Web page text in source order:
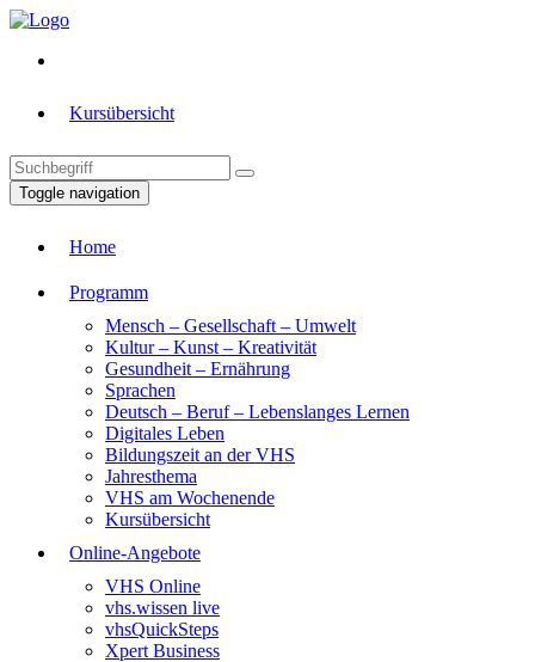
Kursübersicht
Toggle navigation
Home
Programm
Mensch – Gesellschaft – Umwelt
Kultur – Kunst – Kreativität
Gesundheit – Ernährung
Sprachen
Deutsch – Beruf – Lebenslanges Lernen
Digitales Leben
Bildungszeit an der VHS
Jahresthema
VHS am Wochenende
Kursübersicht
Online-Angebote
VHS Online
vhs.wissen live
vhsQuickSteps
Xpert Business